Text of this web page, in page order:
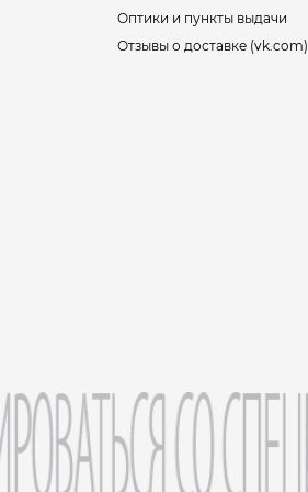
Оптики и пункты выдачи
Отзывы о доставке (vk.com)